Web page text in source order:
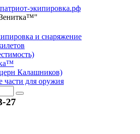
и снаряжение
Калашников)
части для оружия
27